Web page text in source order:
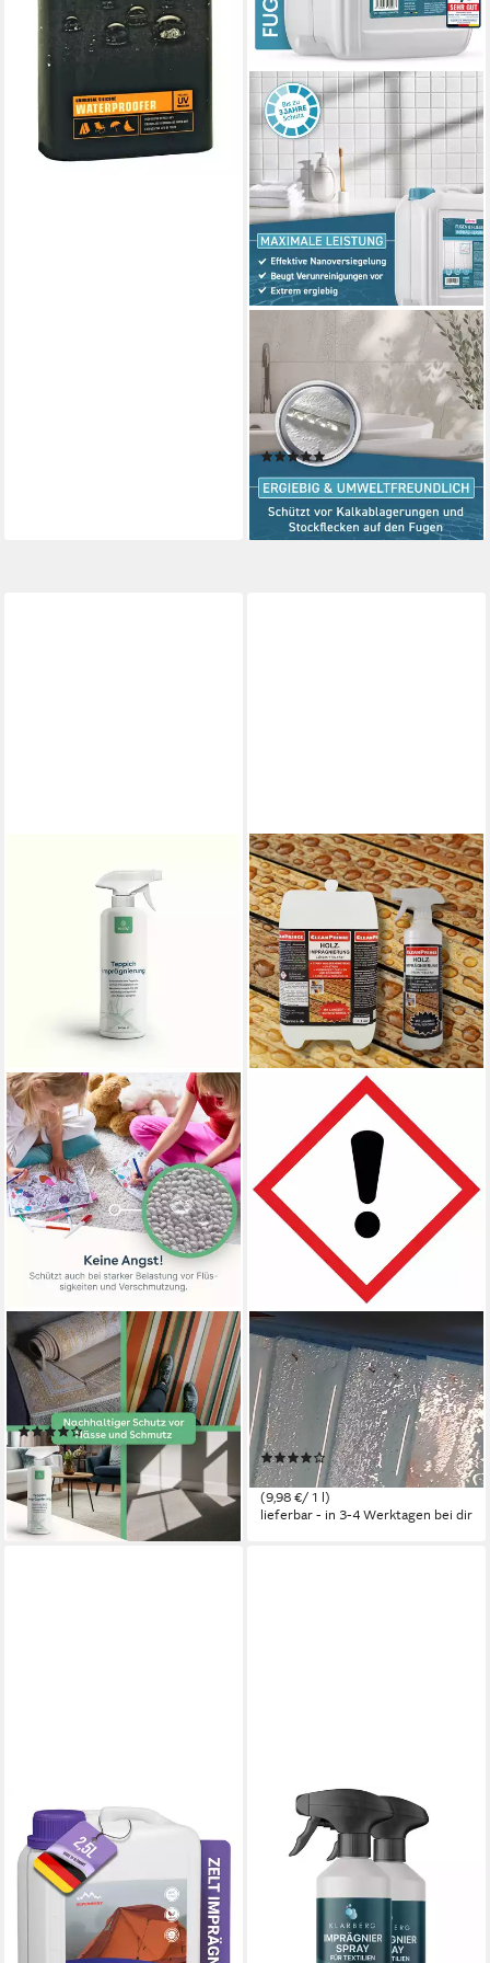
Baumwolle, Nylon, Polyester
und Mischgewebe), Geeignet
für Zelte, Tarps, Rucksäcke,
Bootabdeckungen,
Gartenmöbel
lieferbar - in 5-6 Werktagen bei dir
Dusche & Bad Imprägnierung
- Fugen und Fliesen -
Imprägnierspray (Packung),
2,5l
(1)
34,99 €
(14,00 €/ 1 l)
lieferbar - in 3-4 Werktagen bei dir
ECO:FY
Teppich-Imprägnierspray
Imprägnierspray (1 St),
Nachhaltiger Abperleffekt
(1)
ab 19,80 €
(3,96 €/ 100 ml)
lieferbar - in 2-3 Werktagen bei dir
CLEANPRINCE
Holz-Imprägnierung farbloses
Imprägniermittel
Imprägnierspray, Made in
Germany
(1)
54,90 €
(9,98 €/ 1 l)
lieferbar - in 3-4 Werktagen bei dir